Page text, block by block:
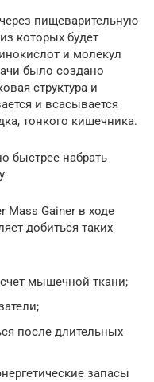
пищеварительную
которых будет
и молекул
было создано
структура и
и всасывается
тонкого кишечника.
быстрее набрать
Mass Gainer в ходе
добиться таких
мышечной ткани;
после длительных
запасы